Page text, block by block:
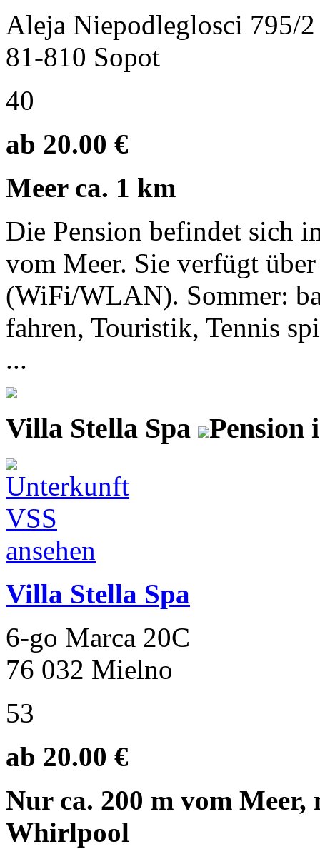
Aleja Niepodleglosci 795/2
81-810 Sopot
40
ab 20.00 €
Meer ca. 1 km
Die Pension befindet sich
vom Meer. Sie verfügt
(WiFi/WLAN). Sommer:
fahren, Touristik, Tennis
...
Villa Stella Spa Pension
Villa Stella Spa
6-go Marca 20C
76 032 Mielno
53
ab 20.00 €
Nur ca. 200 m vom
Whirlpool